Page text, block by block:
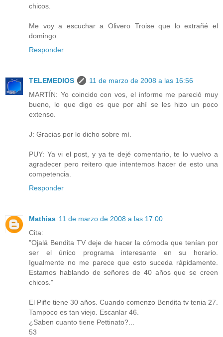
chicos.
Me voy a escuchar a Olivero Troise que lo extrañé el
domingo.
Responder
TELEMEDIOS
11 de marzo de 2008 a las 16:56
MARTÍN: Yo coincido con vos, el informe me pareció muy
bueno, lo que digo es que por ahí se les hizo un poco
extenso.
J: Gracias por lo dicho sobre mí.
PUY: Ya vi el post, y ya te dejé comentario, te lo vuelvo a
agradecer pero reitero que intentemos hacer de esto una
competencia.
Responder
Mathias 11 de marzo de 2008 a las 17:00
Cita:
"Ojalá Bendita TV deje de hacer la cómoda que tenían por
ser el único programa interesante en su horario.
Igualmente no me parece que esto suceda rápidamente.
Estamos hablando de señores de 40 años que se creen
chicos."
El Piñe tiene 30 años. Cuando comenzo Bendita tv tenia 27.
Tampoco es tan viejo. Escanlar 46.
¿Saben cuanto tiene Pettinato?...
53